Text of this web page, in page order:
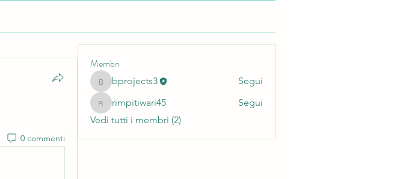
0 commenti
Membri
bprojects3
bprojects3 Segui
rimpitiwari45
rimpitiwari45
Segui
Vedi tutti i membri (2)